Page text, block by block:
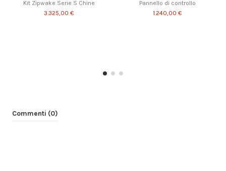
Kit Zipwake Serie S Chine
3.325,00 €
Pannello di controllo
1.240,00 €
Commenti (0)